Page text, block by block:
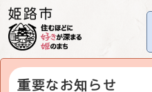
重要なお知らせ